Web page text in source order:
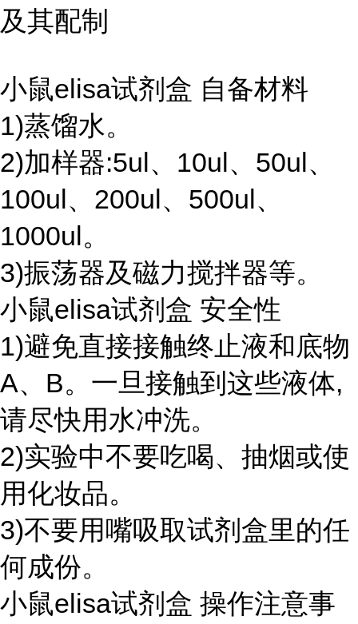
及其配制
小鼠elisa试剂盒 自备材料
1)蒸馏水。
2)加样器:5ul、10ul、50ul、
100ul、200ul、500ul、
1000ul。
3)振荡器及磁力搅拌器等。
小鼠elisa试剂盒 安全性
1)避免直接接触终止液和底物
A、B。一旦接触到这些液体,
请尽快用水冲洗。
2)实验中不要吃喝、抽烟或使
用化妆品。
3)不要用嘴吸取试剂盒里的任
何成份。
小鼠elisa试剂盒 操作注意事